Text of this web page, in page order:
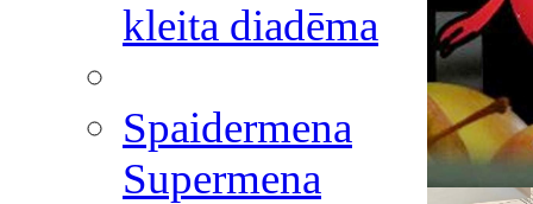
kleita diadēma
Spaidermena
Supermena